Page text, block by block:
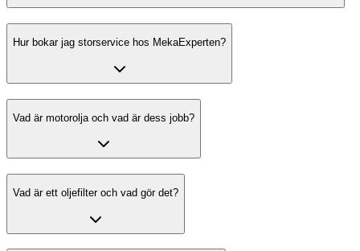
Hur bokar jag storservice hos MekaExperten?
Vad är motorolja och vad är dess jobb?
Vad är ett oljefilter och vad gör det?